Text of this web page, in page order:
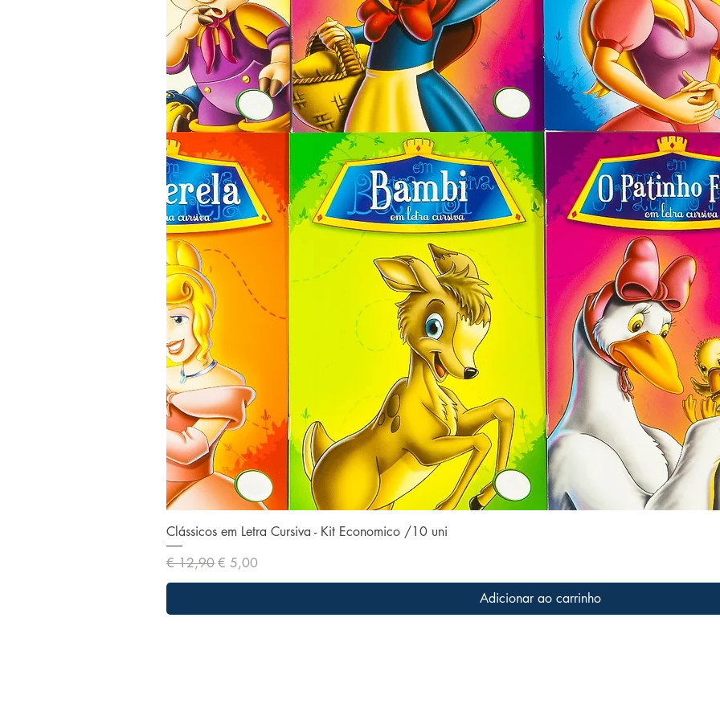
Clássicos em Letra Cursiva - Kit Economico /10 uni
Preço normal
€ 12,90Preço promocional
€ 5,00
Adicionar ao carrinho